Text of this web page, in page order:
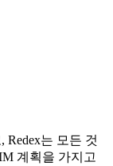
Redex는 모든 것
계획을 가지고